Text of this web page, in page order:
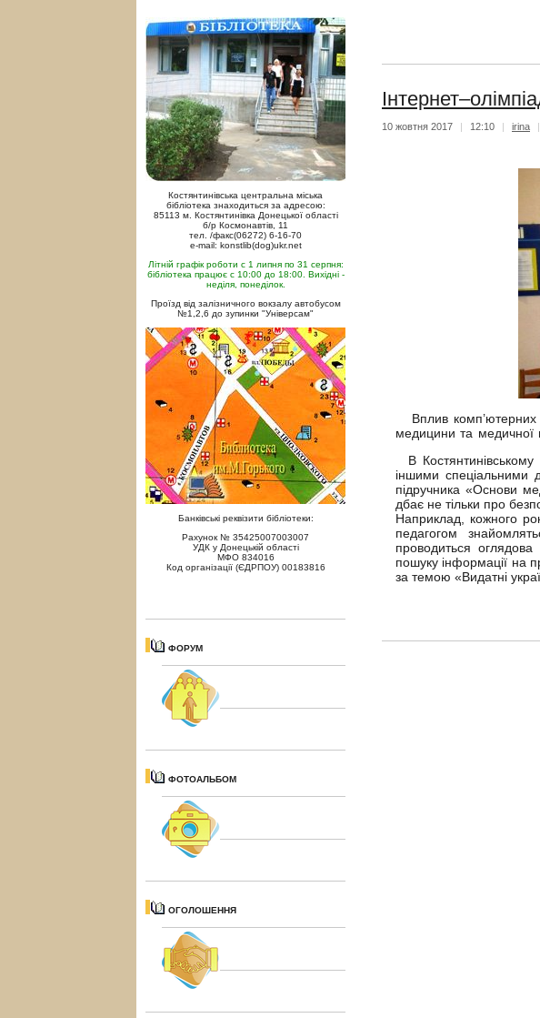
Костянтинівська центральна міська
бібліотека знаходиться за адресою:
85113 м. Костянтинівка Донецької області
б/р Космонавтів, 11
тел. /факс(06272) 6-16-70
e-mail: konstlib(dog)ukr.net
Літній графік роботи с 1 липня по 31 серпня:
бібліотека працює с 10:00 до 18:00. Вихідні -
неділя, понеділок.
Проїзд від залізничного вокзалу автобусом
№1,2,6 до зупинки "Універсам"
Банківські реквізити бібліотеки:
Рахунок № 35425007003007
УДК у Донецькій області
МФО 834016
Код організації (ЄДРПОУ) 00183816
ФОРУМ
ФОТОАЛЬБОМ
ОГОЛОШЕННЯ
10 жовтня 2017 | 12:10 | irina |
Вплив комп’ютерних
медицини та медичної
В
іншими спеціальними
підручника «Основи
дбає не тільки про
Наприклад, кожного
педагогом
проводиться оглядова
пошуку інформації на
за темою «Видатні